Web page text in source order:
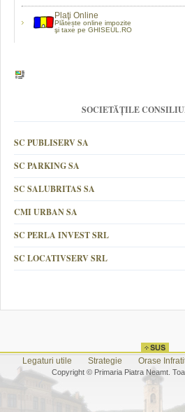
Plaţi Online
Plătește online impozite
şi taxe pe GHISEUL.RO
SOCIETĂȚILE
SC PUBLISERV SA
SC PARKING SA
SC SALUBRITAS SA
CMI URBAN SA
SC PERLA INVEST SRL
SC LOCATIVSERV SRL
Legaturi utile Strategie Orase
Copyright © Primaria Piatra Neamt.